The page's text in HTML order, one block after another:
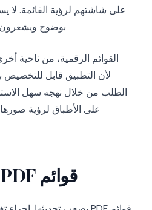
على شاشتهم لرؤية القائمة. لا
بوضوح ويشعرون
القوائم الرقمية، من ناحية
لأن التطبيق قابل للتخصيص
الطلب من خلال نهجه سهل
على الأطباق لرؤية
قوائم PDF يصعب تحديثها